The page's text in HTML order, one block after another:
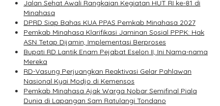
Jalan Sehat Awali Rangkaian Kegiatan HUT RI ke-81 di
Minahasa
DPRD Siap Bahas KUA PPAS Pemkab Minahasa 2027
Pemkab Minahasa Klarifikasi Jaminan Sosial PPPK: Hak
ASN Tetap Dijamin, Implementasi Berproses
Bupati RD Lantik Enam Pejabat Eselon II, Ini Nama-nama
Mereka
RD-Vasung Perjuangkan Reaktivasi Gelar Pahlawan
Nasional Kyai Modjo di Kemensos
Pemkab Minahasa Ajak Warga Nobar Semifinal Piala
Dunia di Lapangan Sam Ratulangi Tondano